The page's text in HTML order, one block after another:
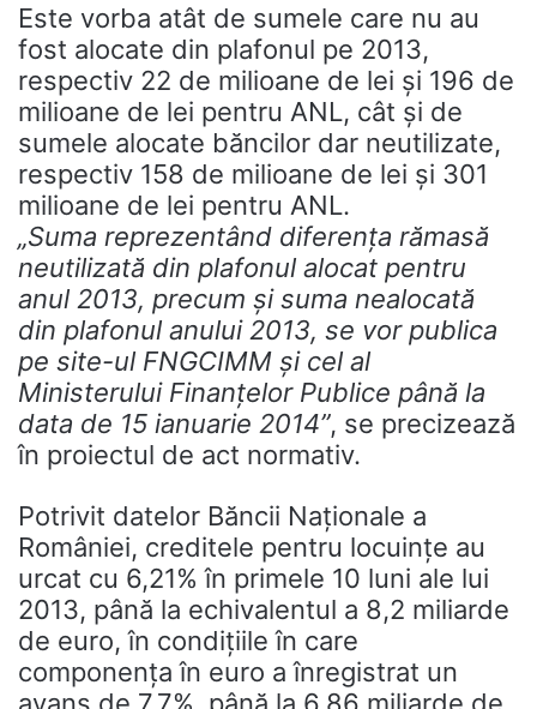
Este vorba atât de sumele care nu au
fost alocate din plafonul pe 2013,
respectiv 22 de milioane de lei şi 196 de
milioane de lei pentru ANL, cât şi de
sumele alocate băncilor dar neutilizate,
respectiv 158 de milioane de lei şi 301
milioane de lei pentru ANL.
„Suma reprezentând diferenţa rămasă
neutilizată din plafonul alocat pentru
anul 2013, precum şi suma nealocată
din plafonul anului 2013, se vor publica
pe site-ul FNGCIMM şi cel al
Ministerului Finanţelor Publice până la
data de 15 ianuarie 2014”, se precizează
în proiectul de act normativ.
Potrivit datelor Băncii Na­ţionale a
României, cre­ditele pentru locuinţe au
urcat cu 6,21% în primele 10 luni ale lui
2013, până la echivalentul a 8,2 miliarde
de euro, în condiţiile în care
componenţa în euro a înregistrat un
avans de 7,7%, până la 6,86 miliarde de